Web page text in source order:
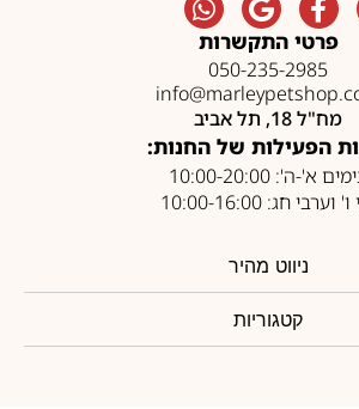
פרטי התקשרות
050-235-2985
מח"ל 18, תל אביב
הפעילות של החנות:
א'-ה': 10:00-20:00
וערבי חג: 10:00-16:00
ניווט מהיר
קטגוריות